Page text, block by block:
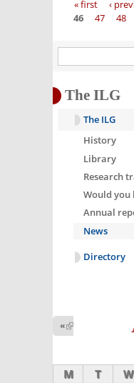
Pages
« first ‹
46
47 48
The ILG
The ILG
History
Library
Research
Would you
Annual
News
Directory
«
external)
M T W